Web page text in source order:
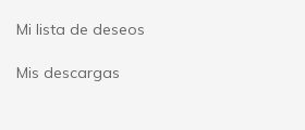
Mi lista de deseos
Mis descargas